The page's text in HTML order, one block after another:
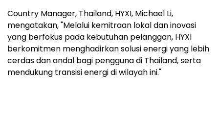
Country Manager, Thailand, HYXI, Michael Li,
mengatakan, "Melalui kemitraan lokal dan inovasi
yang berfokus pada kebutuhan pelanggan, HYXI
berkomitmen menghadirkan solusi energi yang lebih
cerdas dan andal bagi pengguna di Thailand, serta
mendukung transisi energi di wilayah ini."